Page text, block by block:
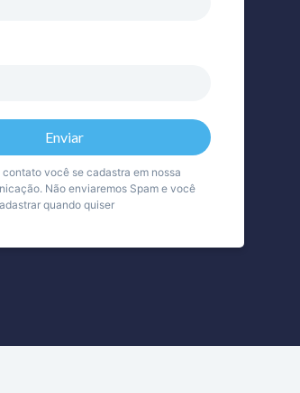
contato você se cadastra em nossa
Não enviaremos Spam e você
quando quiser